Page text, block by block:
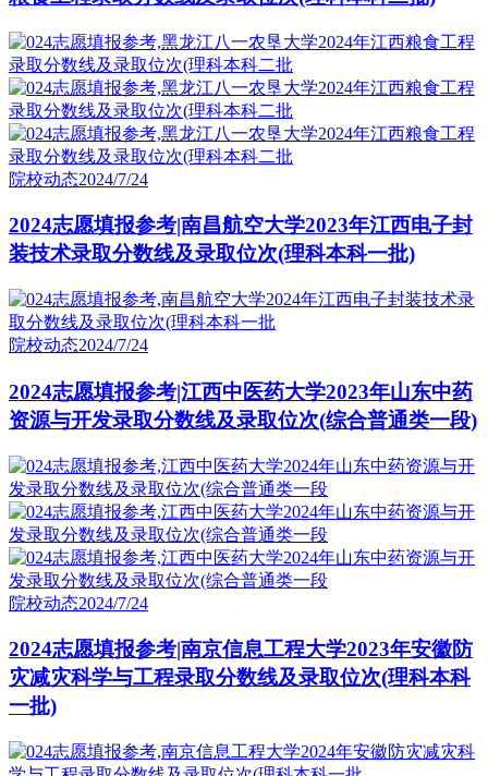
院校动态2024/7/24
2024志愿填报参考|南昌航空大学2023年江西电子封
装技术录取分数线及录取位次(理科本科一批)
院校动态2024/7/24
2024志愿填报参考|江西中医药大学2023年山东中药
资源与开发录取分数线及录取位次(综合普通类一段)
院校动态2024/7/24
2024志愿填报参考|南京信息工程大学2023年安徽防
灾减灾科学与工程录取分数线及录取位次(理科本科
一批)